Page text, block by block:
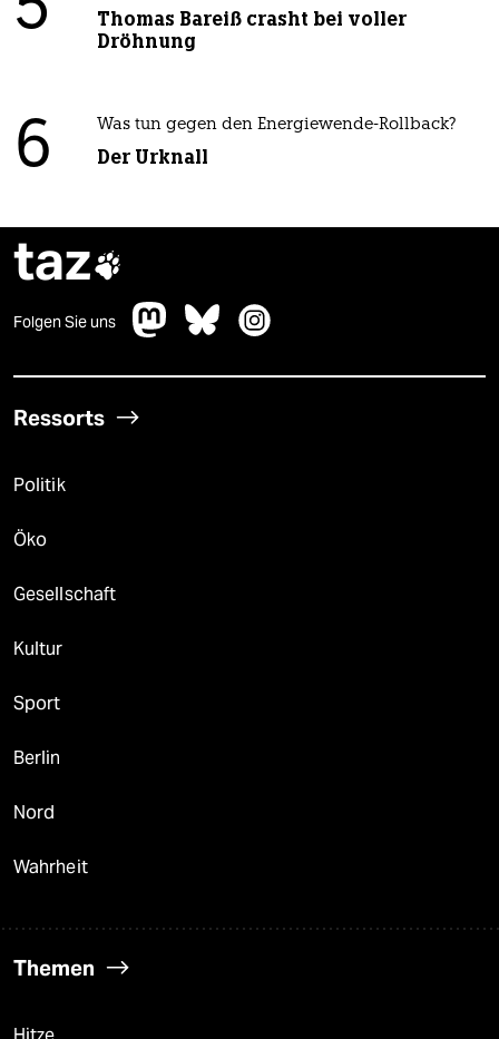
Thomas Bareiß crasht bei voller
Dröhnung
6 Was tun gegen den Energiewende-Rollback?
Der Urknall
taz
Folgen Sie uns
Ressorts
Politik
Öko
Gesellschaft
Kultur
Sport
Berlin
Nord
Wahrheit
Themen